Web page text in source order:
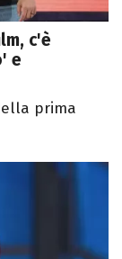
c'è
e
prima